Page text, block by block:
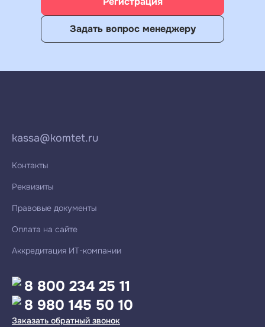
Задать вопрос менеджеру
kassa@komtet.ru
Контакты
Реквизиты
Правовые документы
Оплата на сайте
Аккредитация ИТ-компании
8 800 234 25 11
8 980 145 50 10
Заказать обратный звонок